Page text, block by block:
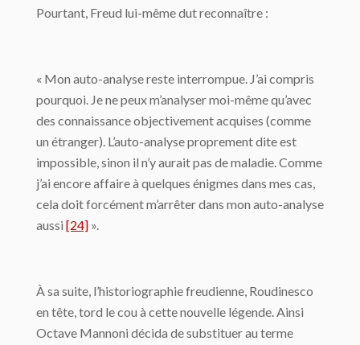
Pourtant, Freud lui-même dut reconnaître :
« Mon auto-analyse reste interrompue. J’ai compris
pourquoi. Je ne peux m’analyser moi-même qu’avec
des connaissance objectivement acquises (comme
un étranger). L’auto-analyse proprement dite est
impossible, sinon il n’y aurait pas de maladie. Comme
j’ai encore affaire à quelques énigmes dans mes cas,
cela doit forcément m’arrêter dans mon auto-analyse
aussi [24] ».
À sa suite, l’historiographie freudienne, Roudinesco
en tête, tord le cou à cette nouvelle légende. Ainsi
Octave Mannoni décida de substituer au terme